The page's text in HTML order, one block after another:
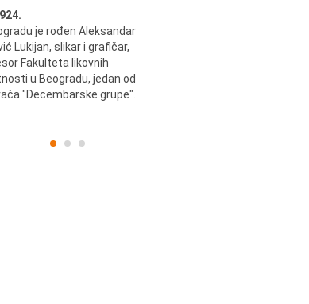
je rođen Aleksandar
Lukijan, slikar i grafičar,
Fakulteta likovnih
u Beogradu, jedan od
"Decembarske grupe".